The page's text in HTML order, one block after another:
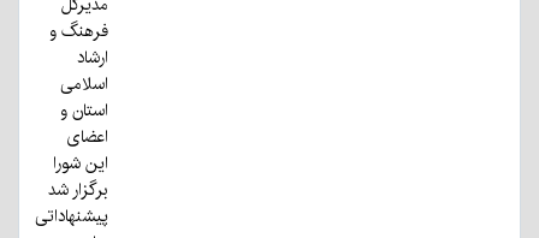
فرهنگ و
ارشاد
اسلامی
استان و
اعضای
این شورا
برگزار شد
پیشنهاداتی